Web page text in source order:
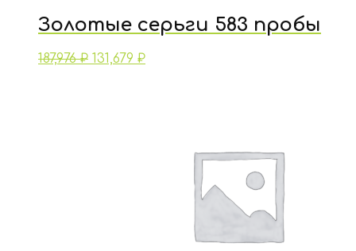
Золотые серьги 583 пробы
187,976₽ 131,679 ₽